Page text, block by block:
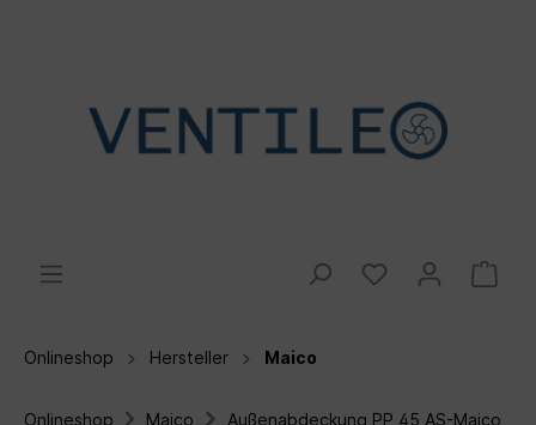
Onlineshop Hersteller Maico
Onlineshop Maico Außenabdeckung PP 45 AS-Maico